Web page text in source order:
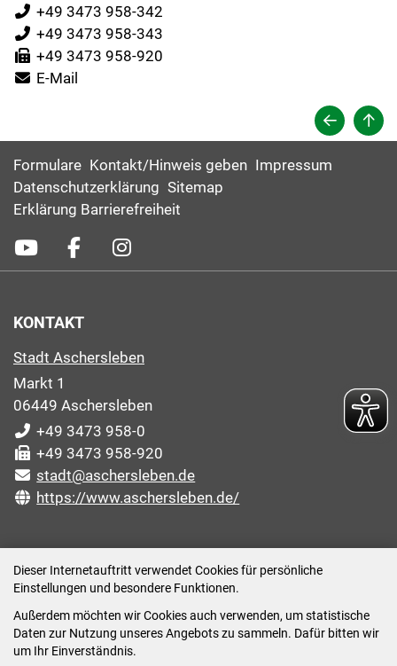
Dieser Internetauftritt verwendet Cookies für persönliche
Einstellungen und besondere Funktionen.
Außerdem möchten wir Cookies auch verwenden, um statistische
Daten zur Nutzung unseres Angebots zu sammeln. Dafür bitten wir
um Ihr Einverständnis.
+49 3473 958-342
+49 3473 958-343
+49 3473 958-920
E-Mail
Formulare Kontakt/Hinweis geben Impressum
Datenschutzerklärung Sitemap
Erklärung Barrierefreiheit
KONTAKT
Stadt Aschersleben
Markt 1
06449 Aschersleben
+49 3473 958-0
+49 3473 958-920
stadt@aschersleben.de
https://www.aschersleben.de/
Montag: 09:00-12:00 /14:00-15:00 Uhr
Dienstag: 09:00-12:00 /14:00-16:00 Uhr
Mittwoch: 09:00 - 12:00 Uhr (nach vorheriger